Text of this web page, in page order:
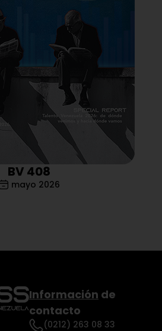
BV 408
mayo 2026
Información de
contacto
(0212) 263 08 33